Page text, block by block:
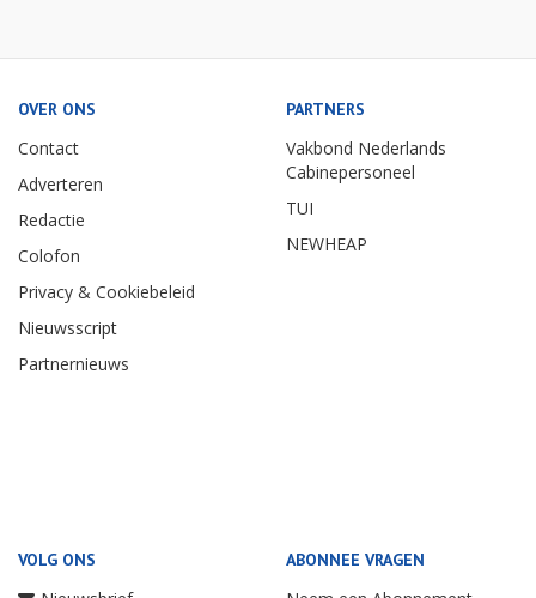
OVER ONS
Contact
Adverteren
Redactie
Colofon
Privacy & Cookiebeleid
Nieuwsscript
Partnernieuws
PARTNERS
Vakbond Nederlands
Cabinepersoneel
TUI
NEWHEAP
VOLG ONS ABONNEE VRAGEN